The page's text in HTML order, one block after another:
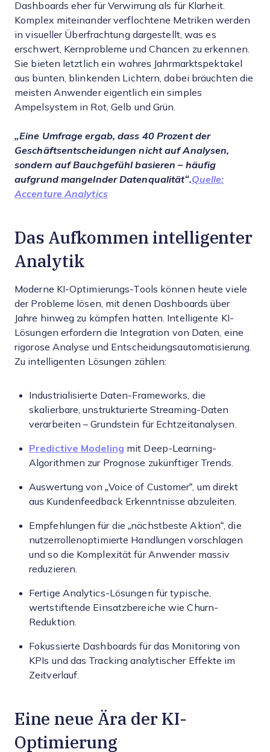
Dashboards eher für Verwirrung als für Klarheit.
Komplex miteinander verflochtene Metriken werden
in visueller Überfrachtung dargestellt, was es
erschwert, Kernprobleme und Chancen zu erkennen.
Sie bieten letztlich ein wahres Jahrmarktspektakel
aus bunten, blinkenden Lichtern, dabei bräuchten die
meisten Anwender eigentlich ein simples
Ampelsystem in Rot, Gelb und Grün.
„Eine Umfrage ergab, dass 40 Prozent der
Geschäftsentscheidungen nicht auf Analysen,
sondern auf Bauchgefühl basieren – häufig
aufgrund mangelnder Datenqualität“.Quelle:
Accenture Analytics
Das Aufkommen intelligenter
Analytik
Moderne KI-Optimierungs-Tools können heute viele
der Probleme lösen, mit denen Dashboards über
Jahre hinweg zu kämpfen hatten. Intelligente KI-
Lösungen erfordern die Integration von Daten, eine
rigorose Analyse und Entscheidungsautomatisierung.
Zu intelligenten Lösungen zählen:
Industrialisierte Daten-Frameworks, die
skalierbare, unstrukturierte Streaming-Daten
verarbeiten – Grundstein für Echtzeitanalysen.
Predictive Modeling mit Deep-Learning-
Algorithmen zur Prognose zukünftiger Trends.
Auswertung von „Voice of Customer“, um direkt
aus Kundenfeedback Erkenntnisse abzuleiten.
Empfehlungen für die „nächstbeste Aktion“, die
nutzerrollenoptimierte Handlungen vorschlagen
und so die Komplexität für Anwender massiv
reduzieren.
Fertige Analytics-Lösungen für typische,
wertstiftende Einsatzbereiche wie Churn-
Reduktion.
Fokussierte Dashboards für das Monitoring von
KPIs und das Tracking analytischer Effekte im
Zeitverlauf.
Eine neue Ära der KI-
Optimierung